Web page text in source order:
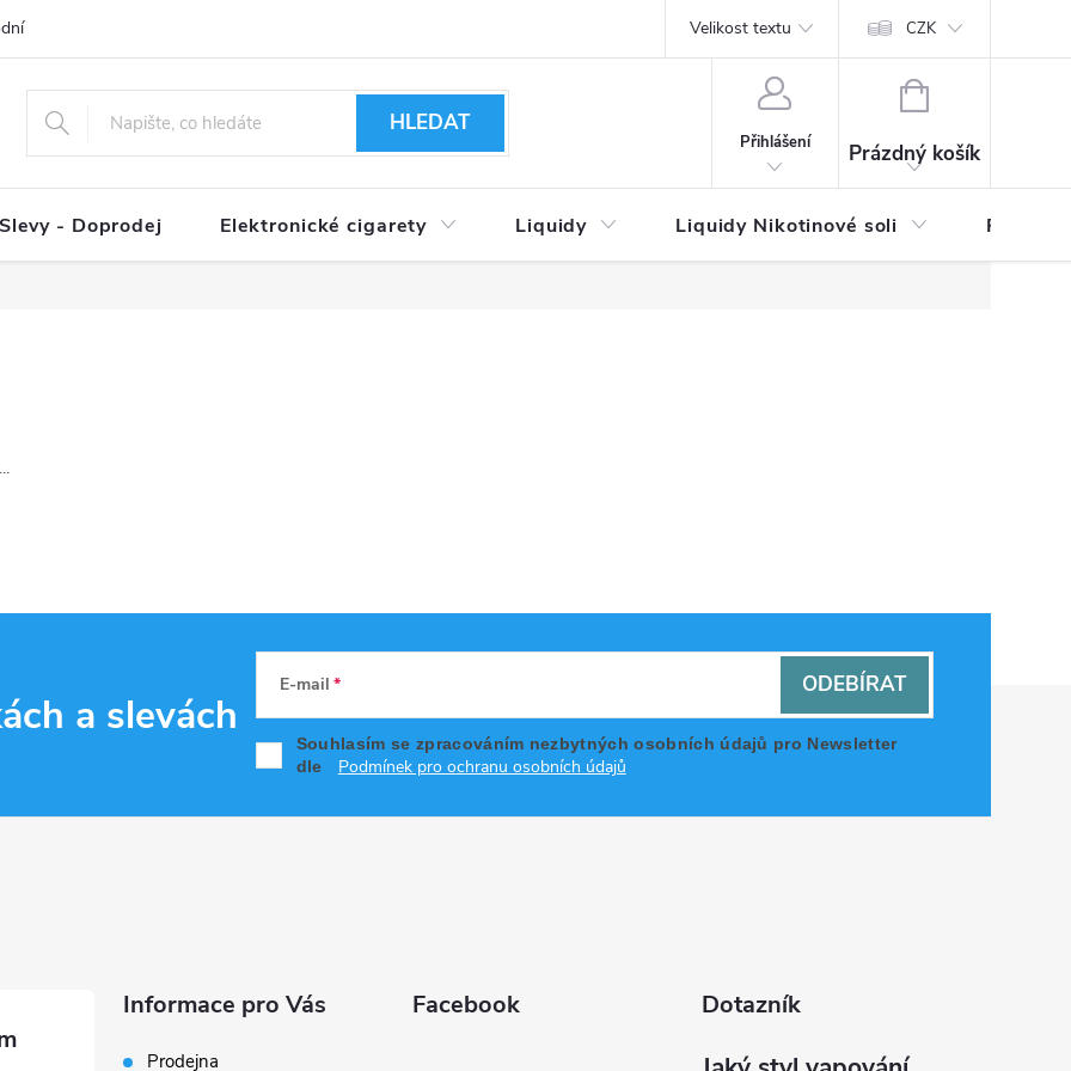
podmínky Reklamační řád Vrácení zboží a reklamace
Velikost textu CZK
HLEDAT
Přihlášení
NÁKUPNÍ
Prázdný košík
- Doprodej Elektronické cigarety Liquidy Liquidy Nikotinové soli
a slevách
E-mail
Souhlasím se zpracováním nezbytných osobních údajů pro Newsletter
dle
Podmínek pro ochranu osobních údajů
ODEBÍRAT
Informace pro Vás
Prodejna
Facebook Dotazník